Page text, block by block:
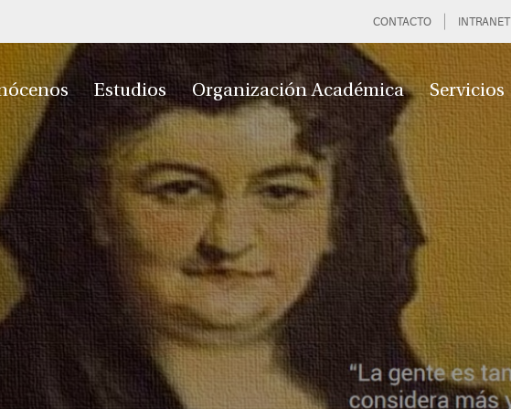
CONTACTO INTRANET
Estudios Organización Académica Servicios